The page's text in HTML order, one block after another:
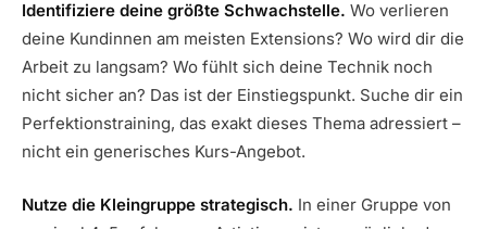
Identifiziere deine größte Schwachstelle. Wo verlieren
deine Kundinnen am meisten Extensions? Wo wird dir die
Arbeit zu langsam? Wo fühlt sich deine Technik noch
nicht sicher an? Das ist der Einstiegspunkt. Suche dir ein
Perfektionstraining, das exakt dieses Thema adressiert –
nicht ein generisches Kurs-Angebot.
Nutze die Kleingruppe strategisch. In einer Gruppe von